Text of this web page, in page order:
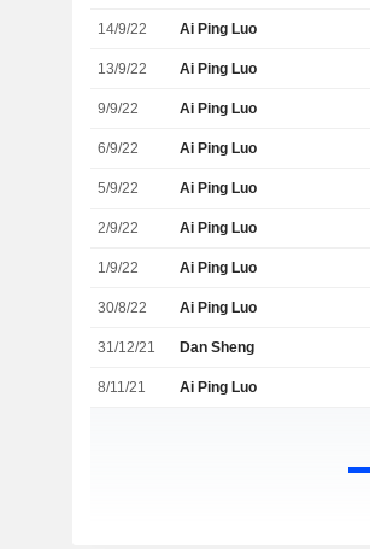
14/9/22 Ai Ping Luo
13/9/22 Ai Ping Luo
9/9/22 Ai Ping Luo
6/9/22 Ai Ping Luo
5/9/22 Ai Ping Luo
2/9/22 Ai Ping Luo
1/9/22 Ai Ping Luo
30/8/22 Ai Ping Luo
31/12/21 Dan Sheng
8/11/21 Ai Ping Luo